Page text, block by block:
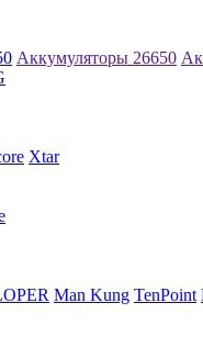
Аккумуляторы 26650
Xtar
Man Kung TenPoint